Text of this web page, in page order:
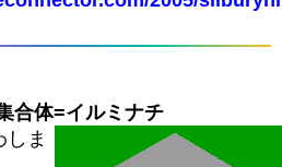
合体=イルミナチ
しま